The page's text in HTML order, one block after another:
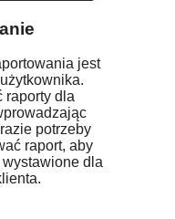
jest
raporty dla
potrzeby
raport, aby
wystawione dla